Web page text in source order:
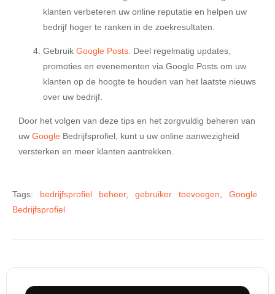
klanten verbeteren uw online reputatie en helpen uw
bedrijf hoger te ranken in de zoekresultaten.
Gebruik Google Posts. Deel regelmatig updates,
promoties en evenementen via Google Posts om uw
klanten op de hoogte te houden van het laatste nieuws
over uw bedrijf.
Door het volgen van deze tips en het zorgvuldig beheren van
uw Google Bedrijfsprofiel, kunt u uw online aanwezigheid
versterken en meer klanten aantrekken.
Tags: bedrijfsprofiel beheer, gebruiker toevoegen
Google
Bedrijfsprofiel